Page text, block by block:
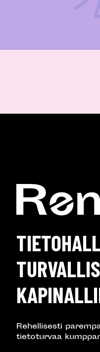
Rehellisesti
tietoturvaa